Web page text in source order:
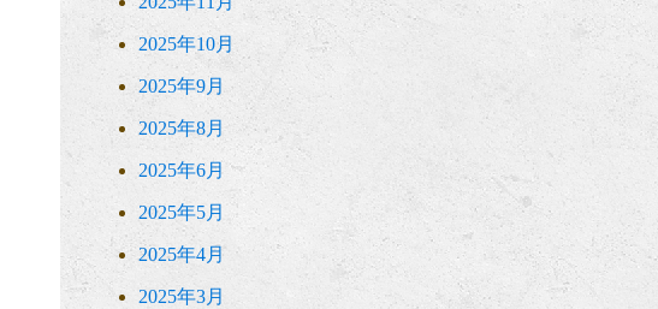
2025年10月
2025年9月
2025年8月
2025年6月
2025年5月
2025年4月
2025年3月